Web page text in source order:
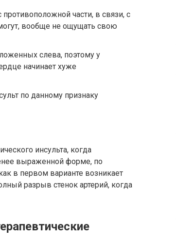
части, в связи, с
вообще не ощущать свою
слева, поэтому у
начинает хуже
по данному признаку
инсульта, когда
выраженной форме, по
в первом варианте возникает
разрыв стенок артерий, когда